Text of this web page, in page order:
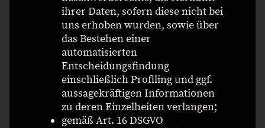
ihrer Daten, sofern diese nicht bei
uns erhoben wurden, sowie über
das Bestehen einer
automatisierten
Entscheidungsfindung
einschließlich Profiling und ggf.
aussagekräftigen Informationen
zu deren Einzelheiten verlangen;
gemäß Art. 16 DSGVO